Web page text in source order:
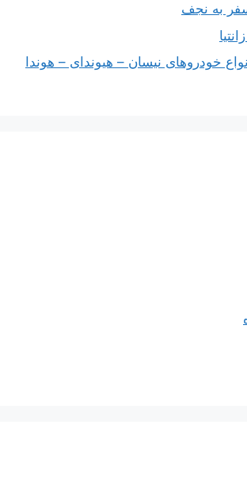
به نجف
خودروهای نیسان – هیوندای – هوندا